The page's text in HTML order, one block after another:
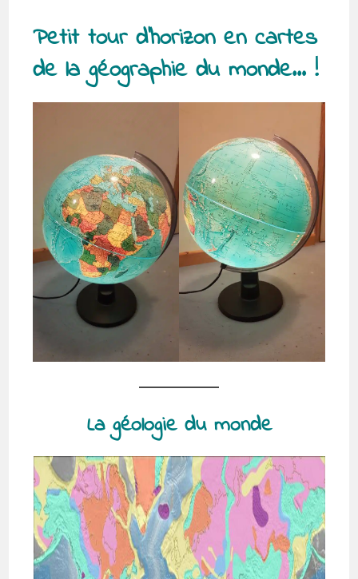
Petit tour d’horizon en cartes
de la géographie du monde… !
La géologie du monde